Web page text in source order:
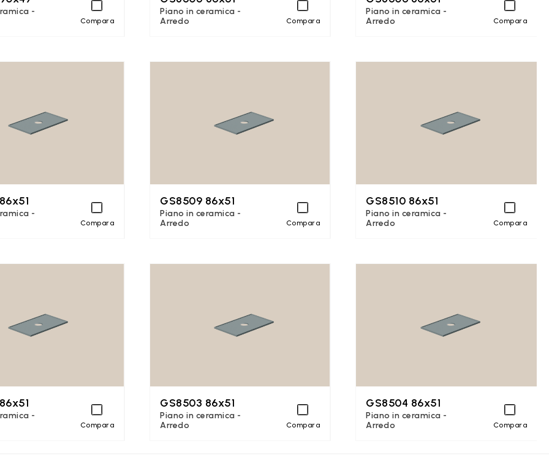
-
Compara
Piano in ceramica -
Arredo
Compara
Piano in ceramica -
Arredo
Compara
-
Compara
GS8509 86x51
Piano in ceramica -
Arredo
Compara
GS8510 86x51
Piano in ceramica -
Arredo
Compara
-
Compara
GS8503 86x51
Piano in ceramica -
Arredo
Compara
GS8504 86x51
Piano in ceramica -
Arredo
Compara